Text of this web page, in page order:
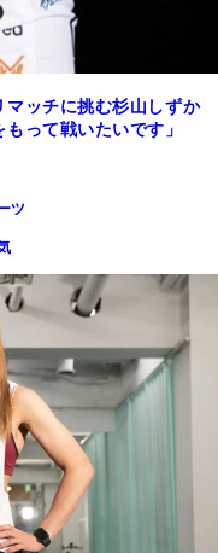
ッチに挑む杉山しずか
って戦いたいです」
ツ